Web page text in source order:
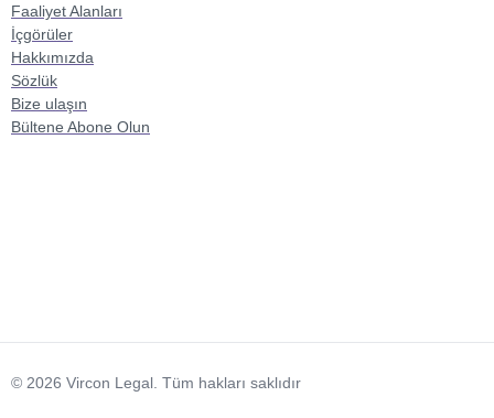
Faaliyet Alanları
İçgörüler
Hakkımızda
Sözlük
Bize ulaşın
Bültene Abone Olun
© 2026 Vircon Legal. Tüm hakları saklıdır